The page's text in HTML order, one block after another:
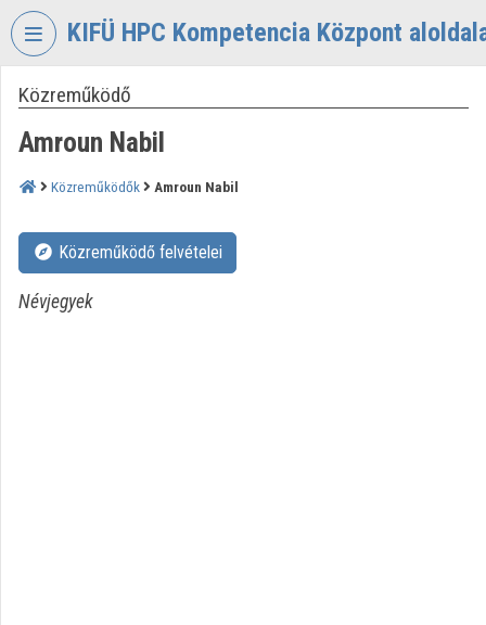
Fejléc kihagyása
KIFÜ HPC Kompetencia Központ
VIDEOTORIUM
KIFÜ
HPC
KÖZPONT
Intézményi kezdőlap
Közreműködő
Amroun Nabil
Közreműködők Amroun Nabil
Közreműködő felvételei
Névjegyek